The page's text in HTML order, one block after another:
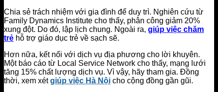
Chia sẻ trách nhiệm với gia đình để duy trì. Nghiên cứu từ
Family Dynamics Institute cho thấy, phân công giảm 20%
xung đột. Do đó, lập lịch chung. Ngoài ra, giúp việc chăm
trẻ hỗ trợ giáo dục trẻ về sạch sẽ.
Hơn nữa, kết nối với dịch vụ địa phương cho lời khuyên.
Một báo cáo từ Local Service Network cho thấy, mạng lưới
tăng 15% chất lượng dịch vụ. Vì vậy, hãy tham gia. Đồng
thời, xem xétgiúp việc Hà Nội cho cộng đồng gần gũi.